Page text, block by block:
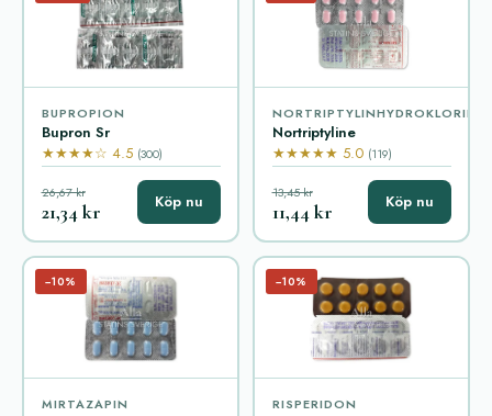
BUPROPION
Bupron Sr
★★★★☆ 4.5 (300)
26,67 kr
21,34 kr Köp nu
NORTRIPTYLINHYDROKLORID
Nortriptyline
★★★★★ 5.0 (119)
13,45 kr
11,44 kr Köp nu
−10%
MIRTAZAPIN
−10%
RISPERIDON